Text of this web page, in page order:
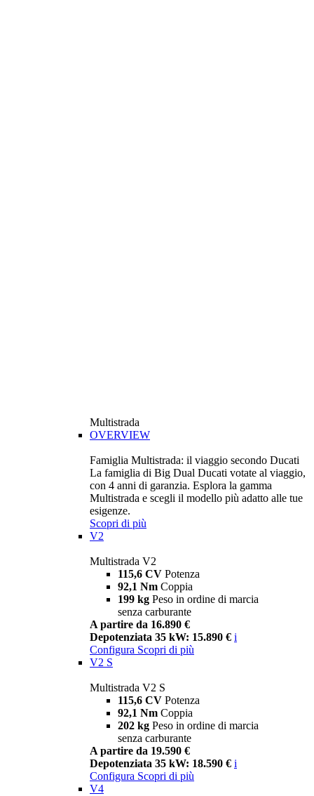
Multistrada
OVERVIEW
Famiglia Multistrada: il viaggio secondo Ducati
La famiglia di Big Dual Ducati votate al viaggio,
con 4 anni di garanzia. Esplora la gamma
Multistrada e scegli il modello più adatto alle tue
esigenze.
Scopri di più
V2
Multistrada V2
115,6 CV Potenza
92,1 Nm Coppia
199 kg Peso in ordine di marcia
senza carburante
A partire da 16.890 €
Depotenziata 35 kW: 15.890 € i
Configura Scopri di più
V2 S
Multistrada V2 S
115,6 CV Potenza
92,1 Nm Coppia
202 kg Peso in ordine di marcia
senza carburante
A partire da 19.590 €
Depotenziata 35 kW: 18.590 € i
Configura Scopri di più
V4